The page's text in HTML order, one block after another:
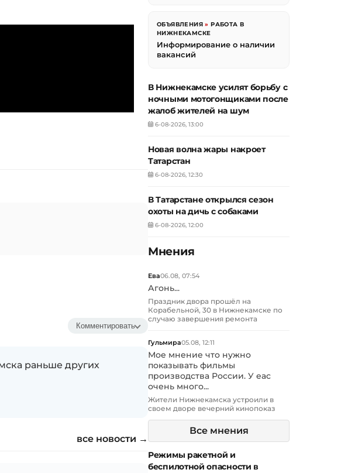
Комментировать
раньше других
все новости →
ОБЪЯВЛЕНИЯ »РАБОТА В
НИЖНЕКАМСКЕ
Информирование о наличии
вакансий
В Нижнекамске усилят борьбу с
ночными мотогонщиками после
жалоб жителей на шум
6-08-2026, 13:00
Новая волна жары накроет
Татарстан
6-08-2026, 12:30
В Татарстане открылся сезон
охоты на дичь с собаками
6-08-2026, 12:00
Мнения
Ева06.08, 07:54
Агонь...
Праздник двора прошёл на
Корабельной, 30 в Нижнекамске по
случаю завершения ремонта
Гульмира05.08, 12:11
Мое мнение что нужно
показывать фильмы
производства России. У еас
очень много...
Жители Нижнекамска устроили в
своем дворе вечерний кинопоказ
Все мнения
Режимы ракетной и
беспилотной опасности в